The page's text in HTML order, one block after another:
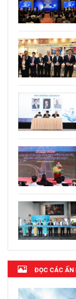
ĐỌC CÁC ẤN